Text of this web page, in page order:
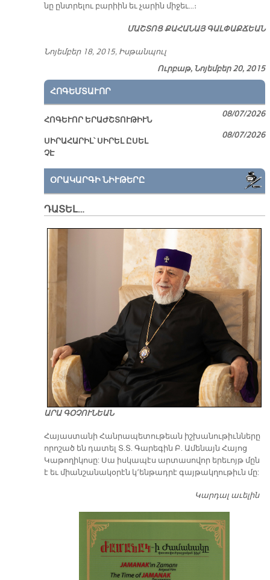
նը ընտ­րե­լու բա­րիին եւ չա­րին մի­ջեւ…։
ՄԱՇ­ՏՈՑ ՔԱ­ՀԱ­ՆԱՅ ԳԱԼ­ՓԱՔ­ՃԵԱՆ
Նո­յեմ­բեր 18, 2015, Իս­թան­պուլ
Ուրբաթ, Նոյեմբեր 20, 2015
ՀՈԳԵՄՏԱՒՈՐ
ՀՈԳԵՒՈՐ ԵՐԱԺՇՏՈՒԹԻՒՆ
08/07/2026
ՍԻՐԱՀԱՐԻԼ՝ ՍԻՐԵԼ ԸՍԵԼ
ՉԷ
08/07/2026
ՕՐԱԿԱՐԳԻ ՆԻՒԹԵՐԸ
ԴԱՏԵԼ…
ԱՐԱ ԳՕՉՈՒՆԵԱՆ
​Հայաստանի Հանրապետութեան իշխանութիւնները
որոշած են դատել Տ.Տ. Գարեգին Բ. Ամենայն Հայոց
Կաթողիկոսը: Սա իսկապէս արտասովոր երեւոյթ մըն
է եւ միանշանակօրէն կ՚ենթադրէ գայթակղութիւն մը:
Կարդալ աւելին